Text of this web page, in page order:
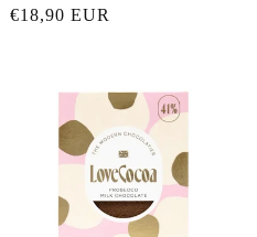
Regular
€18,90 EUR